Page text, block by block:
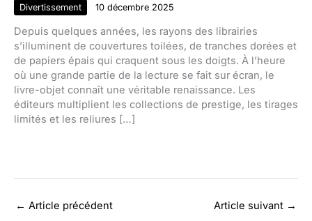
Divertissement 10 décembre 2025
Depuis quelques années, les rayons des librairies
s’illuminent de couvertures toilées, de tranches dorées et
de papiers épais qui craquent sous les doigts. À l’heure
où une grande partie de la lecture se fait sur écran, le
livre-objet connaît une véritable renaissance. Les
éditeurs multiplient les collections de prestige, les tirages
limités et les reliures […]
← Article précédent Article suivant →